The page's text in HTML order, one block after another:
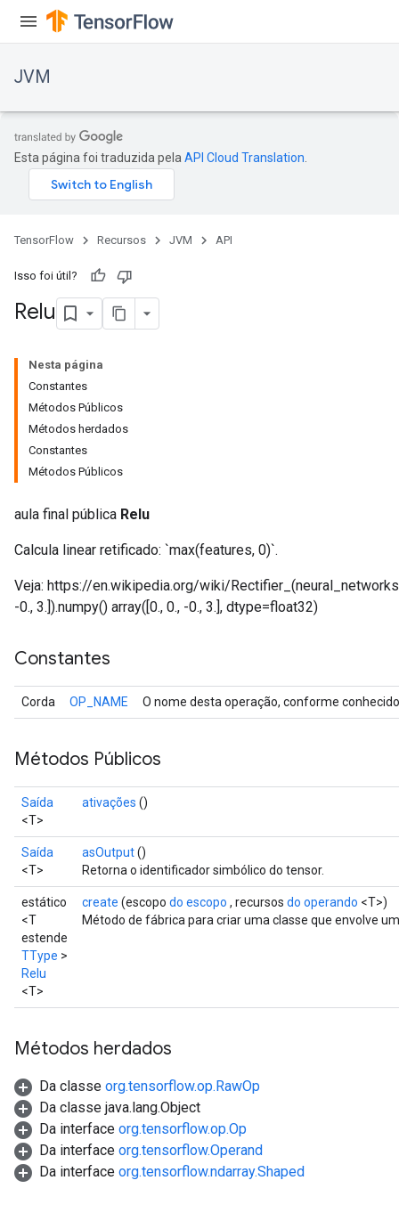
JVM
Esta página foi traduzida pela API Cloud Translation
TensorFlow Recursos JVM API
Isso foi útil?
Relu
Nesta página
Constantes
Métodos Públicos
Métodos herdados
Constantes
Métodos Públicos
aula final pública Relu
Calcula linear retificado: `max(features, 0)`.
Veja: https://en.wikipedia.org/wiki/
-0., 3.]).numpy() array([0., 0., -0., 3.], dtype=float32)
Constantes
Corda OP_NAME O nome desta operação, conforme
Métodos Públicos
Saída
<T>
ativações ()
Saída
<T>
asOutput()
Retorna o identificador simbólico do tensor.
estático
<T
estende
TType >
Relu
<T>
create (escopo do escopo , recursos do operando <T>)
Método de fábrica para criar uma classe que envolve
Métodos herdados
Da classe org.tensorflow.op.RawOp
Da classe java.lang.Object
Da interface org.tensorflow.op.Op
Da interface org.tensorflow.Operand
Da interface org.tensorflow.ndarray.Shaped